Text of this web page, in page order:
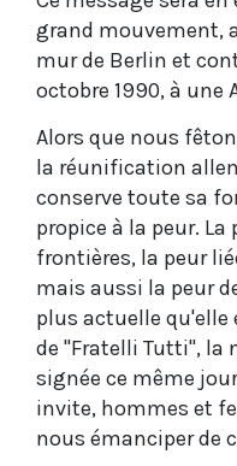
grand mouvement,
mur de Berlin et
octobre 1990, à une
Alors que nous
la réunification
conserve toute sa
propice à la peur.
frontières, la peur
mais aussi la peur
plus actuelle
de "Fratelli Tutti", la
signée ce même
invite, hommes et
nous émanciper de